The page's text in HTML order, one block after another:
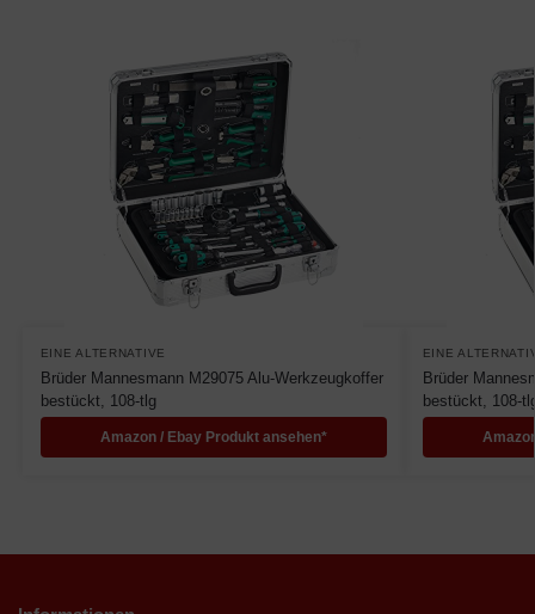
EINE ALTERNATIVE
Brüder Mannesmann M29075 Alu-Werkzeugkoffer
bestückt, 108-tlg
Amazon / Ebay Produkt ansehen*
EINE
Brüder
bestückt, 108-